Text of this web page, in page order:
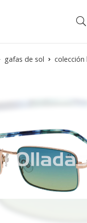
gafas de sol
colección